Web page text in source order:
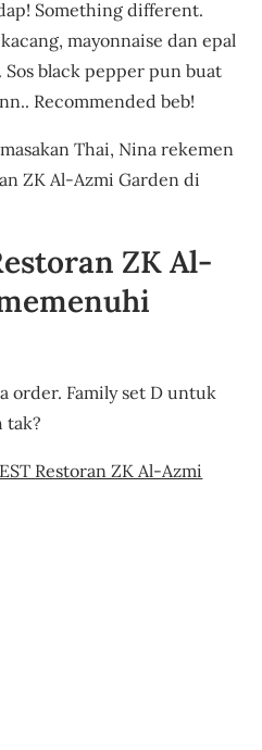
Something different.
mayonnaise dan epal
black pepper pun buat
Recommended beb!
Thai, Nina rekemen
ZK Al-Azmi Garden di
ZK Al-
order. Family set D untuk
tak?